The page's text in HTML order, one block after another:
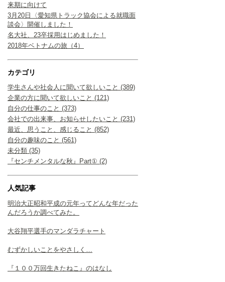
来期に向けて
3月20日〈愛知県トラック協会による就職面
談会〉開催しました！
名大社、23卒採用はじめました！
2018年ベトナムの旅（4）
カテゴリ
学生さんや社会人に聞いて欲しいこと (389)
企業の方に聞いて欲しいこと (121)
自分の仕事のこと (373)
会社での出来事、お知らせしたいこと (231)
最近、思うこと、感じること (852)
自分の趣味のこと (561)
未分類 (35)
『センチメンタルな秋』Part① (2)
人気記事
明治大正昭和平成の元年ってどんな年だった
んだろうか調べてみた。
大谷翔平選手のマンダラチャート
むずかしいことをやさしく…
『１００万回生きたねこ』のはなし